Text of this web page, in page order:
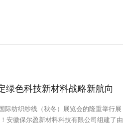
色科技新材料战略新航向
纺织纱线（秋冬）展览会的隆重举行展
安徽保尔盈新材料科技有限公司组建了由